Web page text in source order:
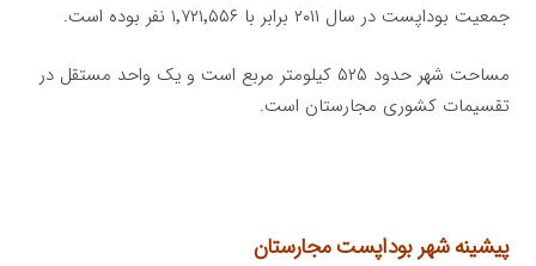
جمعیت بوداپست در سال ۲۰۱۱ برابر با ۱٬۷۲۱٬۵۵۶ نفر بوده است.
مساحت شهر حدود ۵۲۵ کیلومتر مربع است و یک واحد مستقل در
تقسیمات کشوری مجارستان است.
پیشینه شهر بوداپست مجارستان